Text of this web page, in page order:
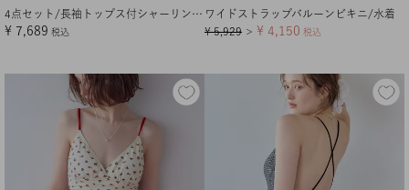
4点セット/長袖トップス付シャーリングビキニ×ショートパンツ/水着
¥ 7,689 税込
ワイドストラップバルーンビキニ/水着
¥ 5,929 ＞ ¥ 4,150 税込